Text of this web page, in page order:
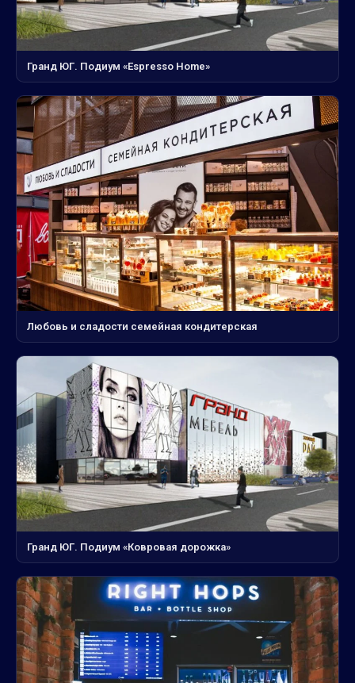
Гранд ЮГ. Подиум «Espresso Home»
Любовь и сладости семейная кондитерская
Гранд ЮГ. Подиум «Ковровая дорожка»